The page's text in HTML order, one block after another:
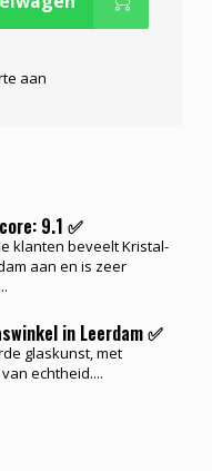
aan
9.1 ✅
klanten beveelt Kristal-
aan en is zeer
in Leerdam ✅
glaskunst, met
echtheid....